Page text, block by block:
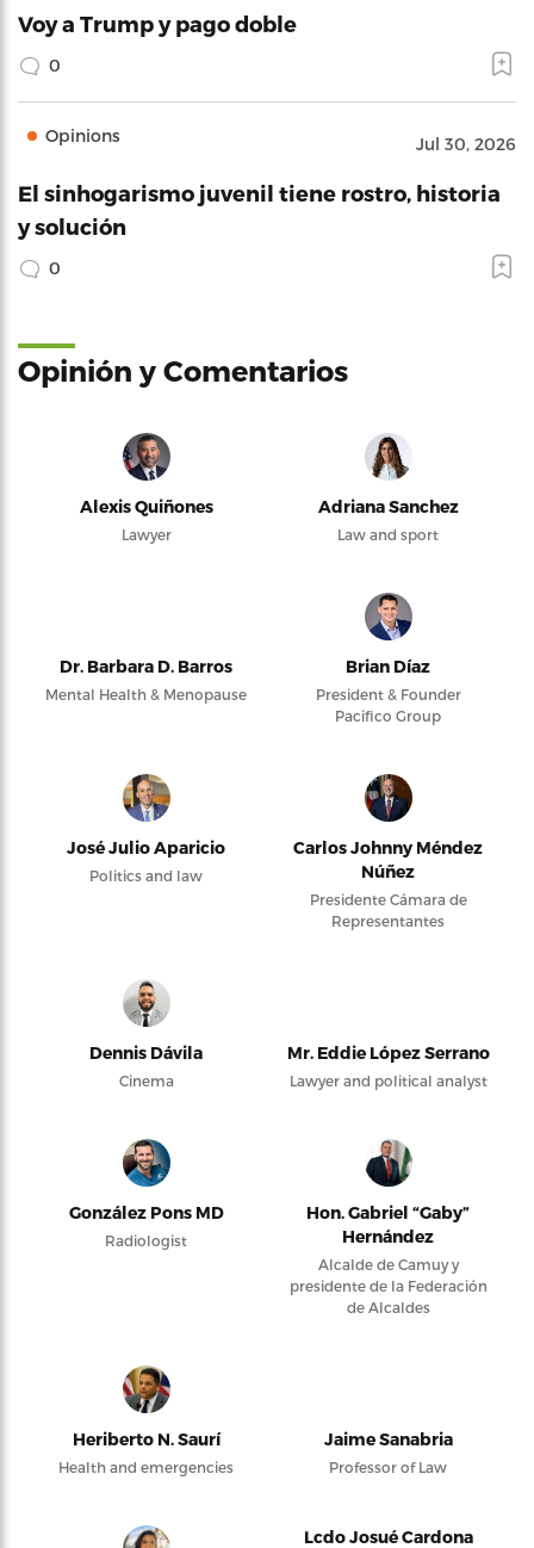
Voy a Trump y pago doble
0
Opinions Jul 30, 2026
El sinhogarismo juvenil tiene rostro, historia
y solución
0
Opinión y Comentarios
Alexis Quiñones
Lawyer
Adriana Sanchez
Law and sport
Dr. Barbara D. Barros
Mental Health & Menopause
Brian Díaz
President & Founder
Pacifico Group
José Julio Aparicio
Politics and law
Carlos Johnny Méndez
Núñez
Presidente Cámara de
Representantes
Dennis Dávila
Cinema
Mr. Eddie López Serrano
Lawyer and political analyst
González Pons MD
Radiologist
Hon. Gabriel “Gaby”
Hernández
Alcalde de Camuy y
presidente de la Federación
de Alcaldes
Heriberto N. Saurí
Health and emergencies
Jaime Sanabria
Professor of Law
Lcdo Josué Cardona